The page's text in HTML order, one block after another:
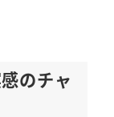
のチャ